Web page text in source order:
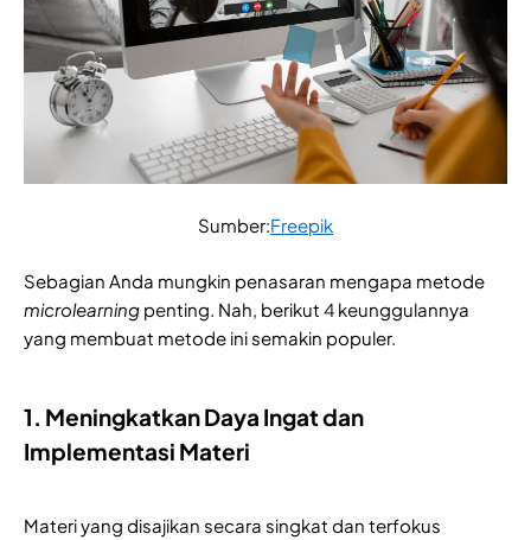
Sumber:Freepik
Sebagian Anda mungkin penasaran mengapa metode
microlearning penting. Nah, berikut 4 keunggulannya
yang membuat metode ini semakin populer.
1. Meningkatkan Daya Ingat dan
Implementasi Materi
Materi yang disajikan secara singkat dan terfokus